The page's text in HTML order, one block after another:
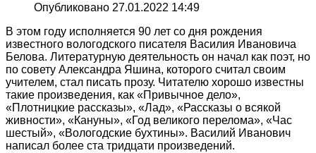
Опубликовано 27.01.2022 14:49
В этом году исполняется 90 лет со дня рождения
известного вологодского писателя Василия Ивановича
Белова. Литературную деятельность он начал как поэт, но
по совету Александра Яшина, которого считал своим
учителем, стал писать прозу. Читателю хорошо известны
такие произведения, как «Привычное дело»,
«Плотницкие рассказы», «Лад», «Рассказы о всякой
живности», «Кануны», «Год великого перелома», «Час
шестый», «Вологодские бухтины». Василий Иванович
написал более ста тридцати произведений.